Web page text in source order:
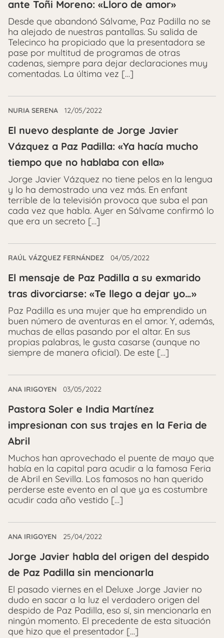
ante Toñi Moreno: «Lloro de amor»
Desde que abandonó Sálvame, Paz Padilla no se
ha alejado de nuestras pantallas. Su salida de
Telecinco ha propiciado que la presentadora se
pase por multitud de programas de otras
cadenas, siempre para dejar declaraciones muy
comentadas. La última vez […]
NURIA SERENA 12/05/2022
El nuevo desplante de Jorge Javier
Vázquez a Paz Padilla: «Ya hacía mucho
tiempo que no hablaba con ella»
Jorge Javier Vázquez no tiene pelos en la lengua
y lo ha demostrado una vez más. En enfant
terrible de la televisión provoca que suba el pan
cada vez que habla. Ayer en Sálvame confirmó lo
que era un secreto […]
RAÚL VÁZQUEZ FERNÁNDEZ 04/05/2022
El mensaje de Paz Padilla a su exmarido
tras divorciarse: «Te llego a dejar yo…»
Paz Padilla es una mujer que ha emprendido un
buen número de aventuras en el amor. Y, además,
muchas de ellas pasando por el altar. En sus
propias palabras, le gusta casarse (aunque no
siempre de manera oficial). De este […]
ANA IRIGOYEN 03/05/2022
Pastora Soler e India Martínez
impresionan con sus trajes en la Feria de
Abril
Muchos han aprovechado el puente de mayo que
había en la capital para acudir a la famosa Feria
de Abril en Sevilla. Los famosos no han querido
perderse este evento en al que ya es costumbre
acudir cada año vestido […]
ANA IRIGOYEN 25/04/2022
Jorge Javier habla del origen del despido
de Paz Padilla sin mencionarla
El pasado viernes en el Deluxe Jorge Javier no
dudo en sacar a la luz el verdadero origen del
despido de Paz Padilla, eso sí, sin mencionarla en
ningún momento. El precedente de esta situación
que hizo que el presentador […]